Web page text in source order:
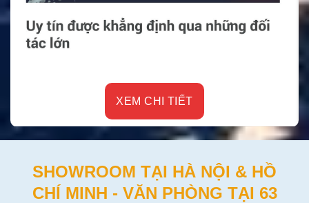
XEM CHI TIẾT
SHOWROOM TẠI HÀ NỘI & HỒ
CHÍ MINH - VĂN PHÒNG TẠI 63